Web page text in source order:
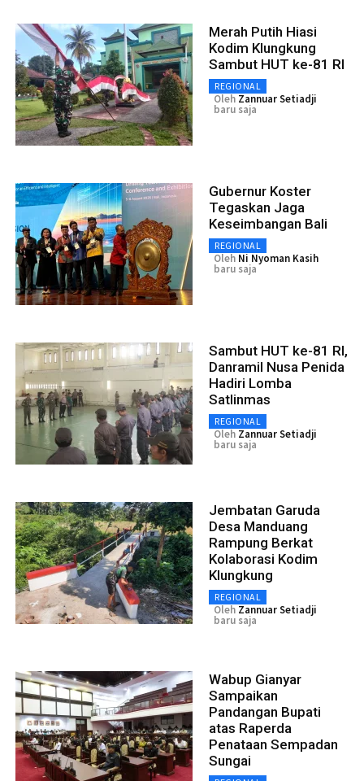
Merah Putih Hiasi
Kodim Klungkung
Sambut HUT ke-81 RI
REGIONAL
Oleh Zannuar Setiadji
baru saja
Gubernur Koster
Tegaskan Jaga
Keseimbangan Bali
REGIONAL
Oleh Ni Nyoman Kasih
baru saja
Sambut HUT ke-81 RI,
Danramil Nusa Penida
Hadiri Lomba
Satlinmas
REGIONAL
Oleh Zannuar Setiadji
baru saja
Jembatan Garuda
Desa Manduang
Rampung Berkat
Kolaborasi Kodim
Klungkung
REGIONAL
Oleh Zannuar Setiadji
baru saja
Wabup Gianyar
Sampaikan
Pandangan Bupati
atas Raperda
Penataan Sempadan
Sungai